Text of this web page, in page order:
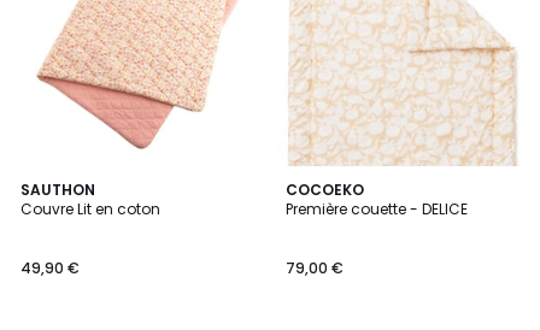
SAUTHON
Couvre Lit en coton
49,90 €
COCOEKO
Première couette - DELICE
79,00 €